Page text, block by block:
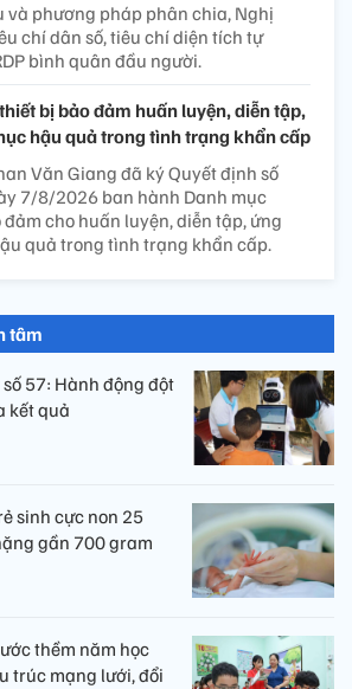
và phương pháp phân chia, Nghị
chí dân số, tiêu chí diện tích tự
bình quân đầu người.
bị bảo đảm huấn luyện, diễn tập,
hậu quả trong tình trạng khẩn cấp
Văn Giang đã ký Quyết định số
7/8/2026 ban hành Danh mục
cho huấn luyện, diễn tập, ứng
quả trong tình trạng khẩn cấp.
tâm
57: Hành động đột
kết quả
sinh cực non 25
gần 700 gram
thềm năm học
trúc mạng lưới, đổi